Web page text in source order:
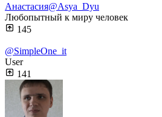
Анастасия@Asya_Dyu
Любопытный к миру человек
145
@SimpleOne_it
User
141